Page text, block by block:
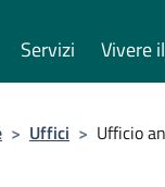
Servizi Vivere
> Uffici > Ufficio